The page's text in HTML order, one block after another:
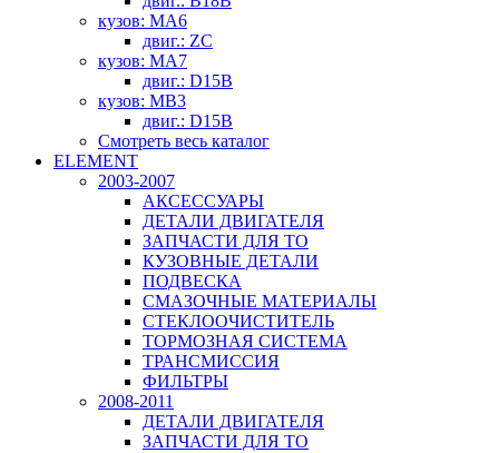
кузов: MA6
двиг.: ZC
кузов: MA7
двиг.: D15B
кузов: MB3
двиг.: D15B
Смотреть весь каталог
ELEMENT
2003-2007
АКСЕССУАРЫ
ДЕТАЛИ ДВИГАТЕЛЯ
ЗАПЧАСТИ ДЛЯ ТО
КУЗОВНЫЕ ДЕТАЛИ
ПОДВЕСКА
СМАЗОЧНЫЕ МАТЕРИАЛЫ
СТЕКЛООЧИСТИТЕЛЬ
ТОРМОЗНАЯ СИСТЕМА
ТРАНСМИССИЯ
ФИЛЬТРЫ
2008-2011
ДЕТАЛИ ДВИГАТЕЛЯ
ЗАПЧАСТИ ДЛЯ ТО